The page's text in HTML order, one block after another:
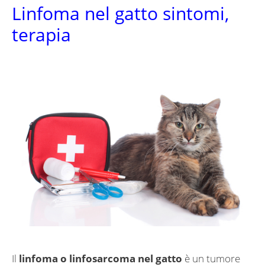
Linfoma nel gatto sintomi,
terapia
Il linfoma o linfosarcoma nel gatto è un tumore